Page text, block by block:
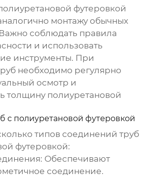
футеровкой
монтажу обычных
соблюдать правила
и использовать
инструменты. При
необходимо регулярно
осмотр и
толщину полиуретановой
с полиуретановой футеровкой
типов соединенийтруб
футеровкой:
Обеспечивают
соединение.